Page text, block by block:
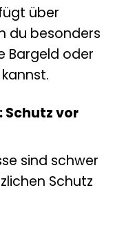
über
du besonders
Bargeld oder
Schutz vor
sind schwer
Schutz